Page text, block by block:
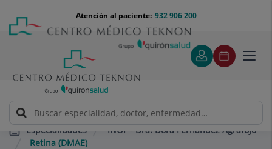
contenido
Menú
teléfono
cabecera
932 906 200
Atención al paciente:
Especialidades
INOF - Dra. Dora Fernández Agrafojo
Retina (DMAE)